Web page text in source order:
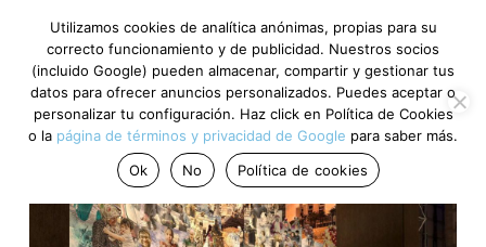
Utilizamos cookies de analítica anónimas, propias para su
correcto funcionamiento y de publicidad. Nuestros socios
(incluido Google) pueden almacenar, compartir y gestionar tus
datos para ofrecer anuncios personalizados. Puedes aceptar o
personalizar tu configuración. Haz click en Política de Cookies
o la página de términos y privacidad de Google para saber más.
Ok
No Política de cookies